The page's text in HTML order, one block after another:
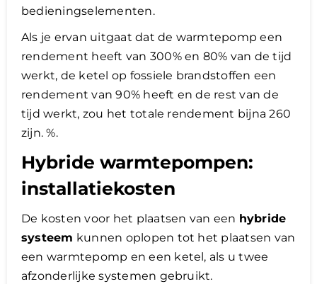
bedieningselementen.
Als je ervan uitgaat dat de warmtepomp een
rendement heeft van 300% en 80% van de tijd
werkt, de ketel op fossiele brandstoffen een
rendement van 90% heeft en de rest van de
tijd werkt, zou het totale rendement bijna 260
zijn. %.
Hybride warmtepompen:
installatiekosten
De kosten voor het plaatsen van een hybride
systeem kunnen oplopen tot het plaatsen van
een warmtepomp en een ketel, als u twee
afzonderlijke systemen gebruikt.